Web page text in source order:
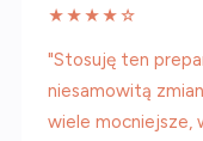
★★★★☆
"Stosuję ten
niesamowitą
wiele mocniejsze,